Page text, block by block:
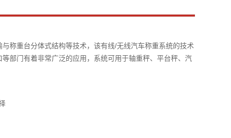
称重台分体式结构等技术，该有线/无线汽车称重系统的技术
部门有着非常广泛的应用，系统可用于轴重秤、平台秤、汽